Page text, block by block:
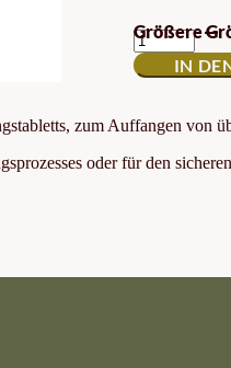
Größere
TABLETT-
TRÄGER
MENGE
IN
zum Auffangen von
oder für den